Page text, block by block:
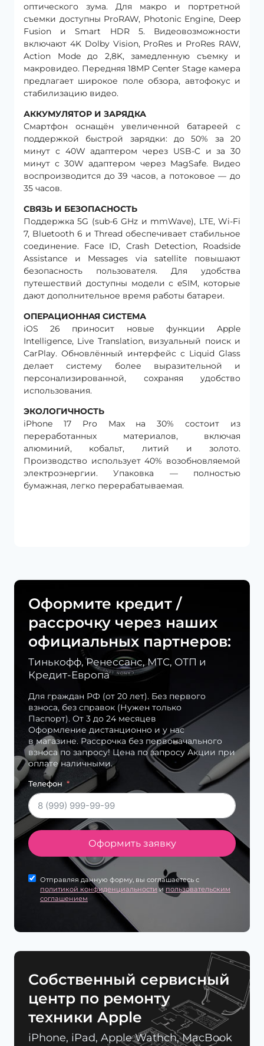
оптического зума. Для макро и портретной
съемки доступны ProRAW, Photonic Engine, Deep
Fusion и Smart HDR 5. Видеовозможности
включают 4K Dolby Vision, ProRes и ProRes RAW,
Action Mode до 2,8K, замедленную съемку и
макровидео. Передняя 18MP Center Stage камера
предлагает широкое поле обзора, автофокус и
стабилизацию видео.
АККУМУЛЯТОР И ЗАРЯДКА
Смартфон оснащён увеличенной батареей с
поддержкой быстрой зарядки: до 50% за 20
минут с 40W адаптером через USB-C и за 30
минут с 30W адаптером через MagSafe. Видео
воспроизводится до 39 часов, а потоковое — до
35 часов.
СВЯЗЬ И БЕЗОПАСНОСТЬ
Поддержка 5G (sub-6 GHz и mmWave), LTE, Wi-Fi
7, Bluetooth 6 и Thread обеспечивает стабильное
соединение. Face ID, Crash Detection, Roadside
Assistance и Messages via satellite повышают
безопасность пользователя. Для удобства
путешествий доступны модели с eSIM, которые
дают дополнительное время работы батареи.
ОПЕРАЦИОННАЯ СИСТЕМА
iOS 26 приносит новые функции Apple
Intelligence, Live Translation, визуальный поиск и
CarPlay. Обновлённый интерфейс с Liquid Glass
делает систему более выразительной и
персонализированной, сохраняя удобство
использования.
ЭКОЛОГИЧНОСТЬ
iPhone 17 Pro Max на 30% состоит из
переработанных материалов, включая
алюминий, кобальт, литий и золото.
Производство использует 40% возобновляемой
электроэнергии. Упаковка — полностью
бумажная, легко перерабатываемая.
Оформите кредит /
рассрочку через наших
официальных партнеров:
Тинькофф, Ренессанс, МТС, ОТП и
Кредит-Европа
Для граждан РФ (от 20 лет). Без первого
взноса, без справок (Нужен только
Паспорт). От 3 до 24 месяцев
Оформление дистанционно и у нас
в магазине. Рассрочка без первоначального
взноса по запросу! Цена по запросу Акции при
оплате наличными.
Телефон
Оформить заявку
Отправляя данную форму, вы соглашаетесь с
политикой конфиденциальности и пользовательским
соглашением
Cобственный сервисный
центр по ремонту
техники Apple
iPhone, iPad, Apple Wathch, MacBook